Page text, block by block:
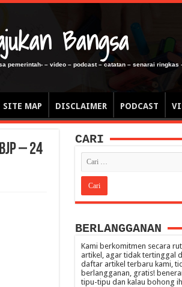
Bangsa
pemerintah- – video – podcast – catatan – senarai ringkas
SITE MAP DISCLAIMER PODCAST
– 24
CARI
BERLANGGANAN
Kami berkomitmen secara
artikel, agar tidak tertinggal
daftar artikel terbaru kami,
berlangganan, gratis!
tipu-tipu dan kalau bohong